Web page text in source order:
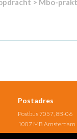
Postadres
Postbus 7057, 8B-06
1007 MB Amsterdam